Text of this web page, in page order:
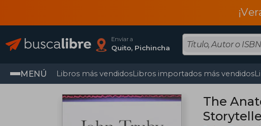
Enviar a
Quito, Pichincha
MENÚ Libros más vendidosLibros importados más vendidos
The